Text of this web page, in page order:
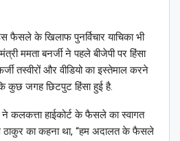
के खिलाफ पुनर्विचार याचिका भी
ममता बनर्जी ने पहले बीजेपी पर हिंसा
तस्वीरों और वीडियो का इस्तेमाल करने
कुछ जगह छिटपुट हिंसा हुई है.
कलकत्ता हाईकोर्ट के फैसले का स्वागत
ठाकुर का कहना था, “हम अदालत के फैसले